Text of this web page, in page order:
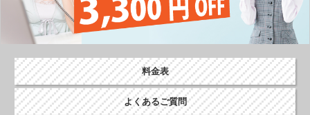
料金表
よくあるご質問